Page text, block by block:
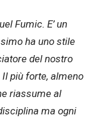
Fumic. E’ un
ha uno stile
del nostro
più forte, almeno
riassume al
ma ogni